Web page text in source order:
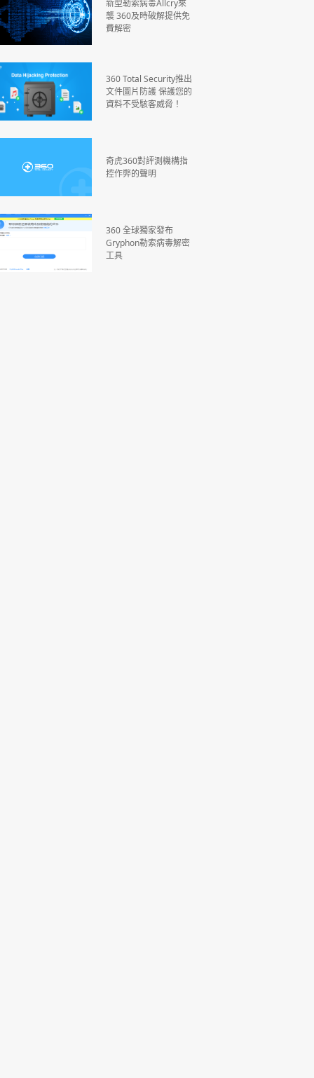
新型勒索病毒Allcry來
襲 360及時破解提供免
費解密
360 Total Security推出
文件圖片防護 保護您的
資料不受駭客威脅！
奇虎360對評測機構指
控作弊的聲明
360 全球獨家發布
Gryphon勒索病毒解密
工具